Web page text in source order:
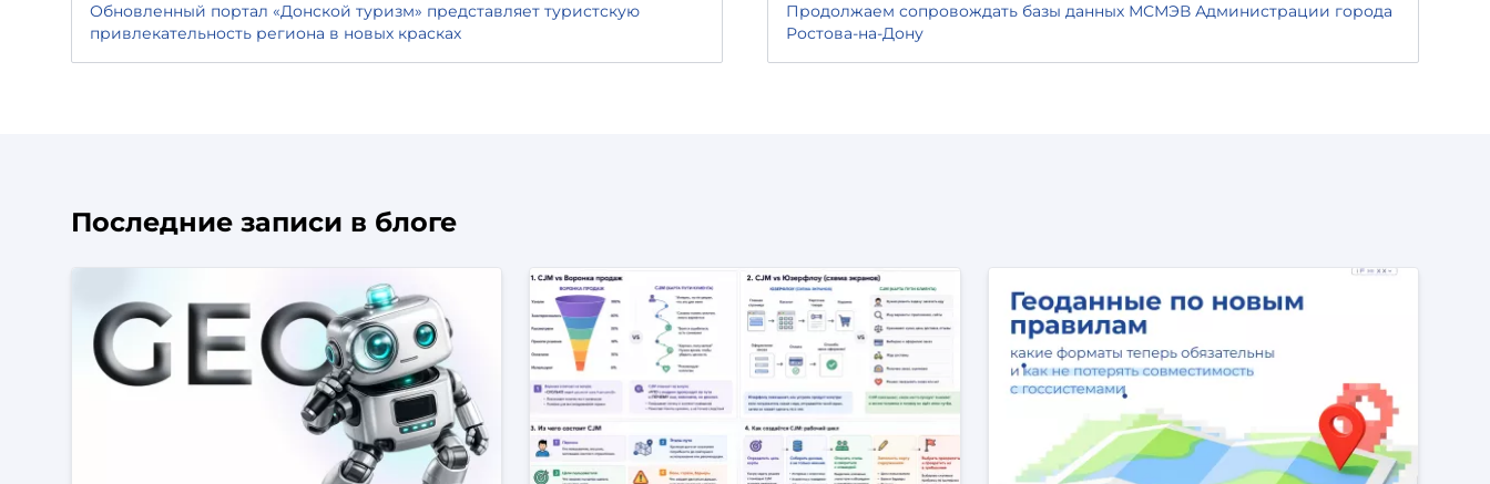
Обновленный портал «Донской туризм» представляет туристскую
привлекательность региона в новых красках
Продолжаем сопровождать базы данных МСМЭВ Администрации города
Ростова-на-Дону
Последние записи в блоге